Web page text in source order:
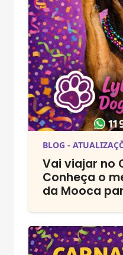
BLOG -
Vai viajar no
Conheça o
da Mooca